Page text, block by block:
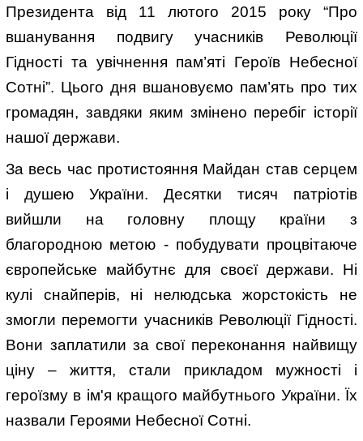
Президента від 11 лютого 2015 року “Про
вшанування подвигу учасників Революції
Гідності та увічнення пам’яті Героїв Небесної
Сотні”. Цього дня вшановуємо пам’ять про тих
громадян, завдяки яким змінено перебіг історії
нашої держави.
За весь час протистояння Майдан став серцем
і душею України. Десятки тисяч патріотів
вийшли на головну площу країни з
благородною метою - побудувати процвітаюче
європейське майбутнє для своєї держави. Ні
кулі снайперів, ні нелюдська жорстокість не
змогли перемогти учасників Революції Гідності.
Вони заплатили за свої переконання найвищу
ціну – життя, стали прикладом мужності і
героїзму в ім'я кращого майбутнього України. Їх
назвали Героями Небесної Сотні.